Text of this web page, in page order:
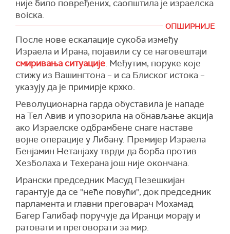
бомбардовања Ирана довеле до потпуног
уништења те земље, али је истакао да не жели
да још много људи буде убијено.
"Оно што се показало као веома моћна ствар
је блокада. Блокада се испоставила као много
јача од бомбардовања", оценио је Трамп.
Говорећи о америчком војном хеликоптеру
Ормуског мореуза, Трамп је рекао да су
чланови посаде безбедни и да су добро.
(Танјуг)
није било повређених, саопштила је израелска
војска.
У нападу дрона, за који се сумња да га је
лансирала либанска милитантна група
Хезболах током ноћи, није било повређених у
Западној Галилеји на северу Израела, навела
је израелска војска, пренео јеТајмс ов
Израел .
У саопштењу се наводи да су због тог напада
биле активиране сирене за ваздушну
опасност.
Израелска војска је саопштила и да је синоћ
пресрела дрон лансиран из Јемена изнад
града Еилата на крајњем југу Израела.
(Танјуг)
ОПШИРНИЈЕ
После нове ескалације сукоба између
Израела и Ирана, појавили су се наговештаји
смиривања ситуације. Међутим, поруке које
стижу из Вашингтона – и са Блиског истока –
указују да је примирје крхко.
Револуционарна гарда обуставила је нападе
на Тел Авив и упозорила на обнављање акција
ако Израелске одбрамбене снаге наставе
војне операције у Либану. Премијер Израела
Бенјамин Нетанјаху тврди да борба против
Хезболаха и Техерана још није окончана.
Ирански председник Масуд Пезешкијан
гарантује да се "неће повући", док председник
парламента и главни преговарач Мохамад
Багер Галибаф поручује да Иранци морају и
ратовати и преговорати за мир.